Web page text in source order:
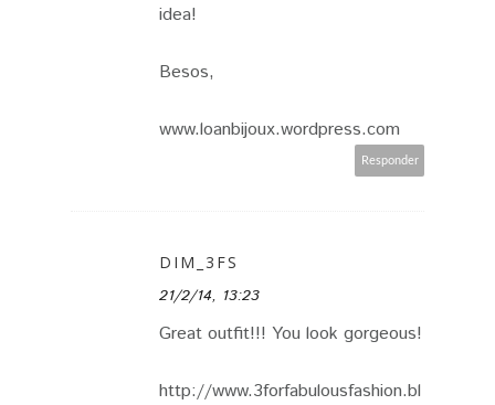
idea!
Besos,
www.loanbijoux.wordpress.com
Responder
DIM_3FS
21/2/14, 13:23
Great outfit!!! You look gorgeous!
http://www.3forfabulousfashion.bl